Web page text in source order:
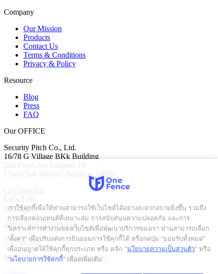
Company
Our Mission
Products
Contact Us
Terms & Conditions
Privacy & Policy
Resource
Blog
Press
FAQ
Our OFFICE
Security Pitch Co., Ltd.
16/78 G Village BKk Building
2nd Floor, Soi Ladprao 18
Chatuchak District, Bangkok 10900
Get Direction
Let’s Talk
CALL US
Phone: +66 2 103 6462
EMAIL US
EMAIL: Info@Securitypitch.com
เราใช้คุกกี้เพื่อให้ท่านสามารถใช้เว็บไซต์ได้อย่างสะดวกสบายยิ่งขึ้น รวมถึง
การเลือกคอนเทนต์ที่เหมาะสม การสนับสนุนความปลอดภัย และการ
วิเคราะห์การทำงานของเว็บไซต์เพื่อพัฒนาบริการของเรา ท่านสามารถเลือก
"ตั้งค่า" เพื่อปรับแต่งการยินยอมการใช้คุกกี้ได้ หรือกดปุ่ม "ยอมรับทั้งหมด"
เพื่ออนุญาตให้ใช้คุกกี้ทุกประเภท หรือ คลิก "นโยบายความเป็นส่วนตัว" หรือ
"นโยบายการใช้คุกกี้" เพื่อดูเพิ่มเติม